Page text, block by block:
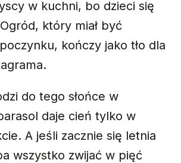
w kuchni, bo dzieci się
który miał być
kończy jako tło dla
do tego słońce w
daje cień tylko w
A jeśli zacznie się letnia
wszystko zwijać w pięć